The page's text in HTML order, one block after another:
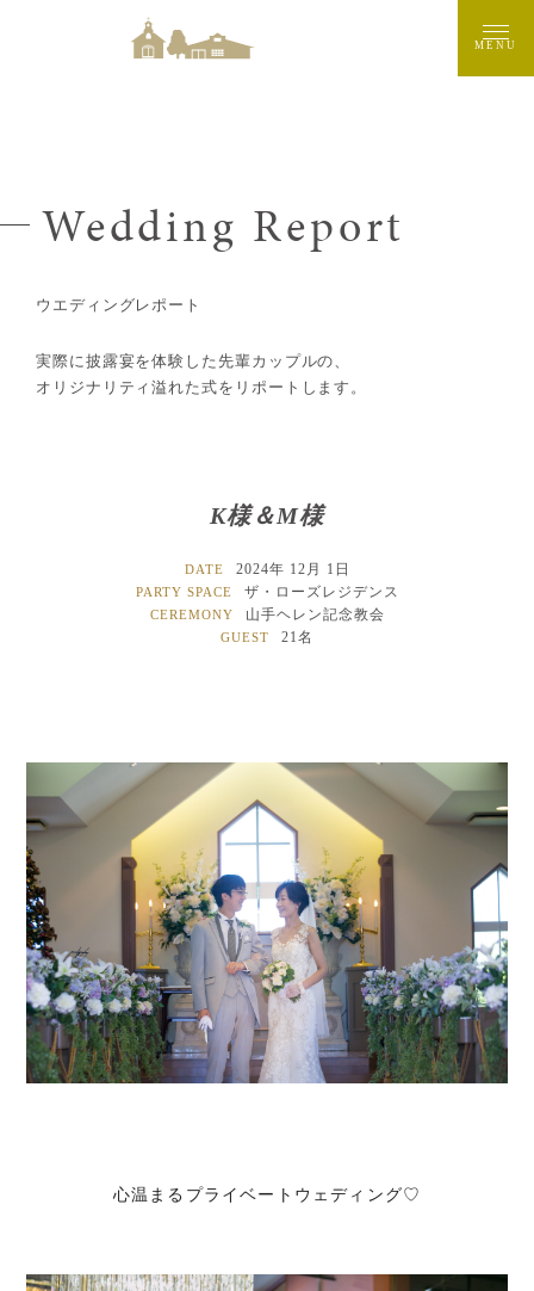
MENU
Wedding Report
ウエディングレポート
実際に披露宴を体験した先輩カップルの、
オリジナリティ溢れた式をリポートします。
K様＆M様
DATE 2024年 12月 1日
PARTY SPACE ザ・ローズレジデンス
CEREMONY 山手ヘレン記念教会
GUEST 21名
心温まるプライベートウェディング♡